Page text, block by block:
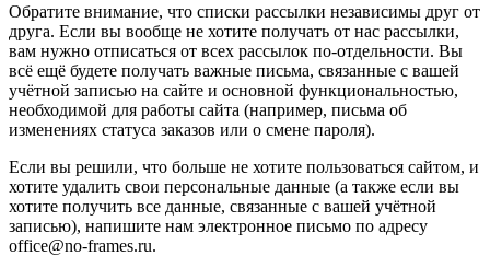
Обратите внимание, что списки рассылки независимы друг от
друга. Если вы вообще не хотите получать от нас рассылки,
вам нужно отписаться от всех рассылок по-отдельности. Вы
всё ещё будете получать важные письма, связанные с вашей
учётной записью на сайте и основной функциональностью,
необходимой для работы сайта (например, письма об
изменениях статуса заказов или о смене пароля).
Если вы решили, что больше не хотите пользоваться сайтом, и
хотите удалить свои персональные данные (а также если вы
хотите получить все данные, связанные с вашей учётной
записью), напишите нам электронное письмо по адресу
office@no-frames.ru.